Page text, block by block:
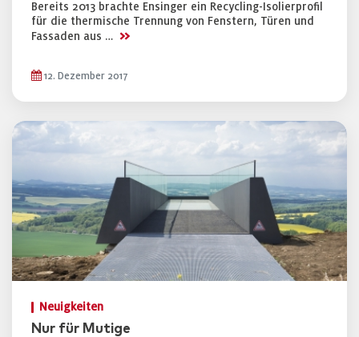
Bereits 2013 brachte Ensinger ein Recycling-Isolierprofil
für die thermische Trennung von Fenstern, Türen und
Fassaden aus … >>
12. Dezember 2017
Neuigkeiten
Nur für Mutige